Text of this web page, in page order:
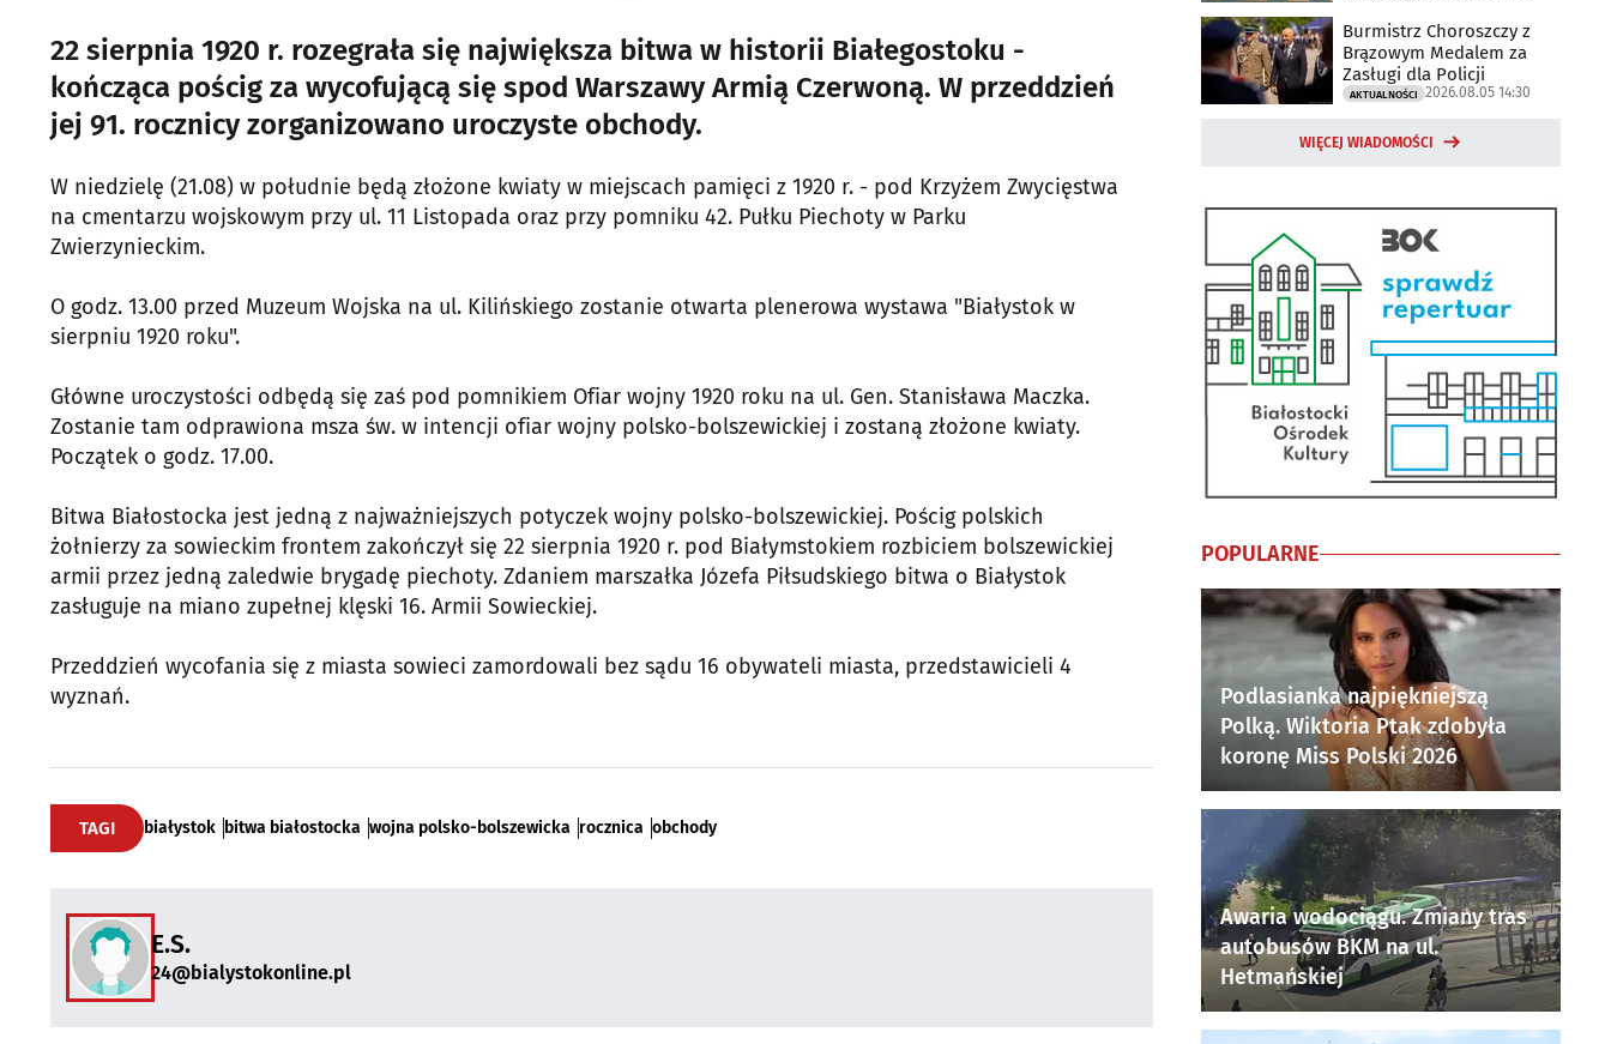
22 sierpnia 1920 r. rozegrała się największa bitwa w historii Białegostoku -
kończąca pościg za wycofującą się spod Warszawy Armią Czerwoną. W przeddzień
jej 91. rocznicy zorganizowano uroczyste obchody.
W niedzielę (21.08) w południe będą złożone kwiaty w miejscach pamięci z 1920 r. - pod Krzyżem Zwycięstwa
na cmentarzu wojskowym przy ul. 11 Listopada oraz przy pomniku 42. Pułku Piechoty w Parku
Zwierzynieckim.
O godz. 13.00 przed Muzeum Wojska na ul. Kilińskiego zostanie otwarta plenerowa wystawa "Białystok w
sierpniu 1920 roku".
Główne uroczystości odbędą się zaś pod pomnikiem Ofiar wojny 1920 roku na ul. Gen. Stanisława Maczka.
Zostanie tam odprawiona msza św. w intencji ofiar wojny polsko-bolszewickiej i zostaną złożone kwiaty.
Początek o godz. 17.00.
Bitwa Białostocka jest jedną z najważniejszych potyczek wojny polsko-bolszewickiej. Pościg polskich
żołnierzy za sowieckim frontem zakończył się 22 sierpnia 1920 r. pod Białymstokiem rozbiciem bolszewickiej
armii przez jedną zaledwie brygadę piechoty. Zdaniem marszałka Józefa Piłsudskiego bitwa o Białystok
zasługuje na miano zupełnej klęski 16. Armii Sowieckiej.
Przeddzień wycofania się z miasta sowieci zamordowali bez sądu 16 obywateli miasta, przedstawicieli 4
wyznań.
TAGI białystok bitwa białostocka wojna polsko-bolszewicka rocznica obchody
E.S.
24@bialystokonline.pl
Burmistrz Choroszczy z
Brązowym Medalem za
Zasługi dla Policji
AKTUALNOŚCI 2026.08.05 14:30
WIĘCEJ WIADOMOŚCI
POPULARNE
Podlasianka najpiękniejszą
Polką. Wiktoria Ptak zdobyła
koronę Miss Polski 2026
Awaria wodociągu. Zmiany tras
autobusów BKM na ul.
Hetmańskiej